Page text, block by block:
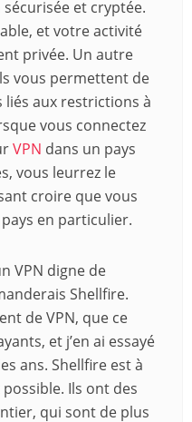
et cryptée.
et votre activité
privée. Un autre
vous permettent de
aux restrictions à
vous connectez
VPN dans un pays
vous leurrez le
croire que vous
en particulier.
VPN digne de
Shellfire.
de VPN, que ce
et j’en ai essayé
ans. Shellfire est à
Ils ont des
qui sont de plus